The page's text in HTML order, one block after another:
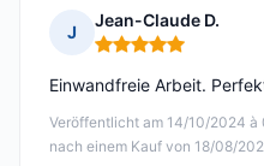
J
Jean-Claude D.
Hinweis: 5 von 5
Veröffentlicht am 14/10/2024 à
nach einem Kauf von 18/08/
Einwandfreie Arbeit.